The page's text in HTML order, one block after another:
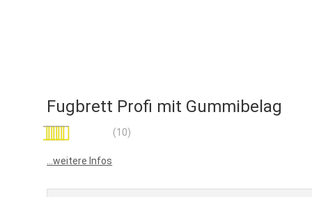
Fugbrett Profi mit Gummibelag
Bewertung: (10)
...weitere Infos